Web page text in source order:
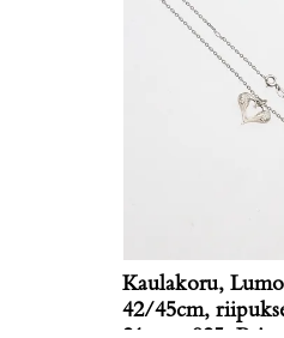
Kaulakoru,
42/45cm,